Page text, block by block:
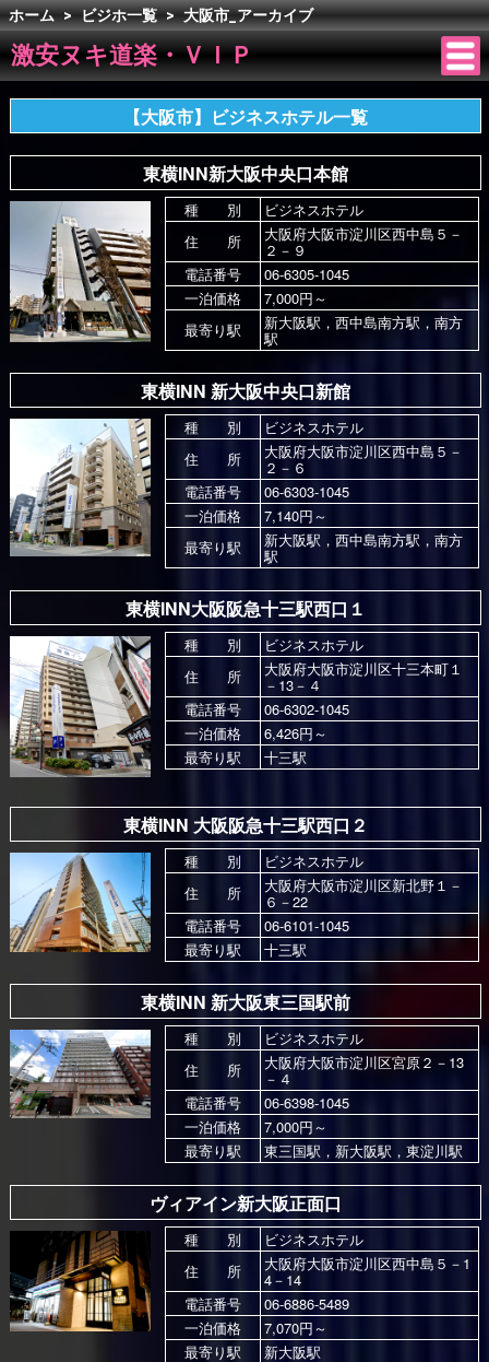
ホーム > ビジホ一覧 > 大阪市_アーカイブ
激安ヌキ道楽・ＶＩＰ
【大阪市】ビジネスホテル一覧
東横INN新大阪中央口本館
種 別
ビジネスホテル
住 所
大阪府大阪市淀川区西中島５－
２－９
電話番号
06-6305-1045
一泊価格
7,000円～
最寄り駅
新大阪駅，西中島南方駅，南方
駅
東横INN 新大阪中央口新館
種 別
ビジネスホテル
住 所
大阪府大阪市淀川区西中島５－
２－６
電話番号
06-6303-1045
一泊価格
7,140円～
最寄り駅
新大阪駅，西中島南方駅，南方
駅
東横INN大阪阪急十三駅西口１
種 別
ビジネスホテル
住 所
大阪府大阪市淀川区十三本町１
－13－４
電話番号
06-6302-1045
一泊価格
6,426円～
最寄り駅
十三駅
東横INN 大阪阪急十三駅西口２
種 別
ビジネスホテル
住 所
大阪府大阪市淀川区新北野１－
６－22
電話番号
06-6101-1045
最寄り駅
十三駅
東横INN 新大阪東三国駅前
種 別
ビジネスホテル
住 所
大阪府大阪市淀川区宮原２－13
－４
電話番号
06-6398-1045
一泊価格
7,000円～
最寄り駅
東三国駅，新大阪駅，東淀川駅
ヴィアイン新大阪正面口
種 別
ビジネスホテル
住 所
大阪府大阪市淀川区西中島５－1
4－14
電話番号
06-6886-5489
一泊価格
7,070円～
最寄り駅
新大阪駅